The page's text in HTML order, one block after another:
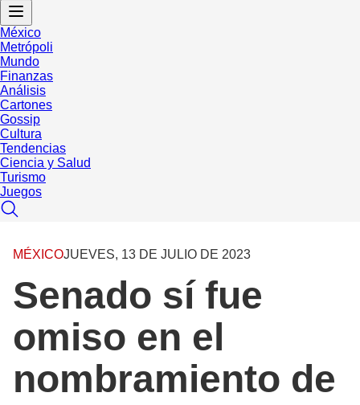
México
Metrópoli
Mundo
Finanzas
Análisis
Cartones
Gossip
Cultura
Tendencias
Ciencia y Salud
Turismo
Juegos
MÉXICOJUEVES, 13 DE JULIO DE 2023
Senado sí fue
omiso en el
nombramiento de